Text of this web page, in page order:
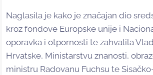
Naglasila je kako je značajan dio
kroz fondove Europske unije i
oporavka i otpornosti te zahvalila
Hrvatske, Ministarstvu znanosti,
ministru Radovanu Fuchsu te